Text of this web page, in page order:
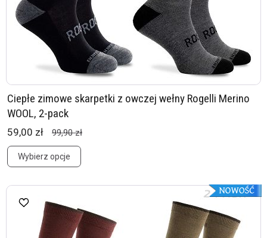
Ciepłe zimowe skarpetki z owczej wełny Rogelli Merino
WOOL, 2-pack
59,00 zł 99,90 zł
Wybierz opcje